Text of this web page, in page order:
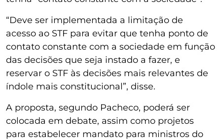
“Deve ser implementada a limitação de
acesso ao STF para evitar que tenha ponto de
contato constante com a sociedade em função
das decisões que seja instado a fazer, e
reservar o STF às decisões mais relevantes de
índole mais constitucional”, disse.
A proposta, segundo Pacheco, poderá ser
colocada em debate, assim como projetos
para estabelecer mandato para ministros do